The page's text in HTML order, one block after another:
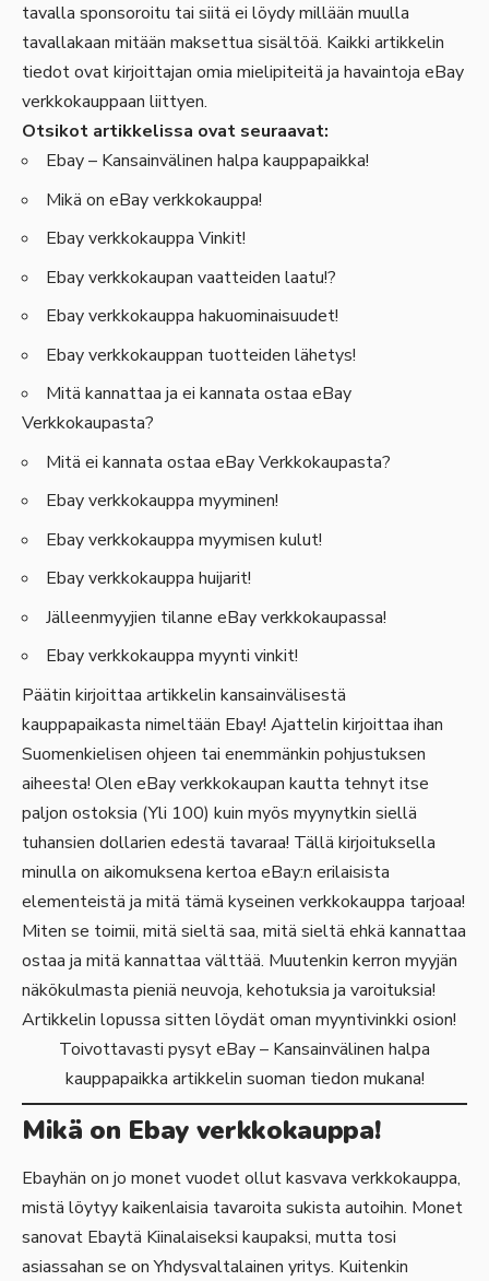
tavalla sponsoroitu tai siitä ei löydy millään muulla
tavallakaan mitään maksettua sisältöä. Kaikki artikkelin
tiedot ovat kirjoittajan omia mielipiteitä ja havaintoja eBay
verkkokauppaan liittyen.
Otsikot artikkelissa ovat seuraavat:
Ebay – Kansainvälinen halpa kauppapaikka!
Mikä on eBay verkkokauppa!
Ebay verkkokauppa Vinkit!
Ebay verkkokaupan vaatteiden laatu!?
Ebay verkkokauppa hakuominaisuudet!
Ebay verkkokauppan tuotteiden lähetys!
Mitä kannattaa ja ei kannata ostaa eBay
Verkkokaupasta?
Mitä ei kannata ostaa eBay Verkkokaupasta?
Ebay verkkokauppa myyminen!
Ebay verkkokauppa myymisen kulut!
Ebay verkkokauppa huijarit!
Jälleenmyyjien tilanne eBay verkkokaupassa!
Ebay verkkokauppa myynti vinkit!
Päätin kirjoittaa artikkelin kansainvälisestä
kauppapaikasta nimeltään Ebay! Ajattelin kirjoittaa ihan
Suomenkielisen ohjeen tai enemmänkin pohjustuksen
aiheesta! Olen eBay verkkokaupan kautta tehnyt itse
paljon ostoksia (Yli 100) kuin myös myynytkin siellä
tuhansien dollarien edestä tavaraa! Tällä kirjoituksella
minulla on aikomuksena kertoa eBay:n erilaisista
elementeistä ja mitä tämä kyseinen verkkokauppa tarjoaa!
Miten se toimii, mitä sieltä saa, mitä sieltä ehkä kannattaa
ostaa ja mitä kannattaa välttää. Muutenkin kerron myyjän
näkökulmasta pieniä neuvoja, kehotuksia ja varoituksia!
Artikkelin lopussa sitten löydät oman myyntivinkki osion!
Toivottavasti pysyt eBay – Kansainvälinen halpa
kauppapaikka artikkelin suoman tiedon mukana!
Mikä on Ebay verkkokauppa!
Ebayhän on jo monet vuodet ollut kasvava verkkokauppa,
mistä löytyy kaikenlaisia tavaroita sukista autoihin. Monet
sanovat Ebaytä Kiinalaiseksi kaupaksi, mutta tosi
asiassahan se on Yhdysvaltalainen yritys. Kuitenkin